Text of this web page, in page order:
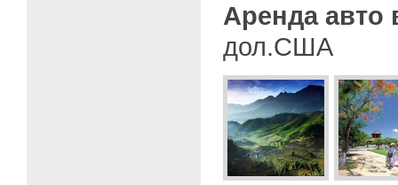
Аренда авто
дол.США